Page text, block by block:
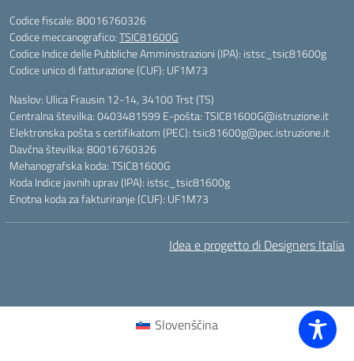
Codice fiscale: 80016760326
Codice meccanografico:TSIC81600G
Codice Indice delle Pubbliche Amministrazioni (IPA): istsc_tsic81600g
Codice unico di fatturazione (CUF): UF1M73
Naslov: Ulica Frausin 12-14, 34100 Trst (TS)
Centralna številka: 0403481599 E-pošta: TSIC81600G@istruzione.it
Elektronska pošta s certifikatom (PEC): tsic81600g@pec.istruzione.it
Davčna številka: 80016760326
Mehanografska koda: TSIC81600G
Koda Indice javnih uprav (IPA): istsc_tsic81600g
Enotna koda za fakturiranje (CUF): UF1M73
Idea e progetto di Designers Italia
Slovenščina